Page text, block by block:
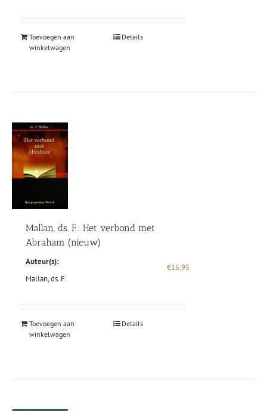
Toevoegen aan
winkelwagen
Details
Mallan, ds. F.: Het verbond met
Abraham (nieuw)
Auteur(s):
Mallan, ds. F.
€15,95
Toevoegen aan
winkelwagen
Details